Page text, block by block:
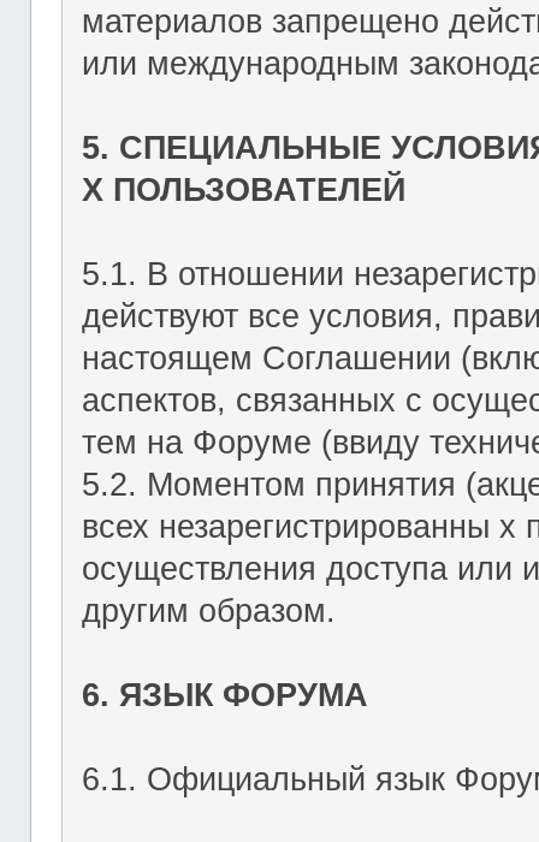
материалов запрещено
или международным
5. СПЕЦИАЛЬНЫЕ
Х ПОЛЬЗОВАТЕЛЕЙ
5.1. В отношении
действуют все условия,
настоящем Соглашении
аспектов, связанных с
тем на Форуме (ввиду
5.2. Моментом принятия
всех незарегистрированны х
осуществления доступа
другим образом.
6. ЯЗЫК ФОРУМА
6.1. Официальный язык